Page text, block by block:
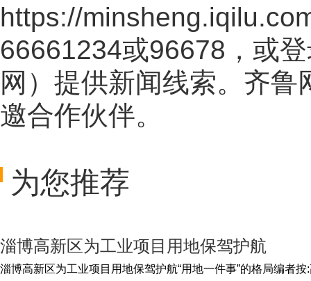
https://
66661234或96678，或
网 ）提供新闻线索。齐鲁
邀合作伙伴。
为您推荐
淄博高新区为工业项目用地保驾护航